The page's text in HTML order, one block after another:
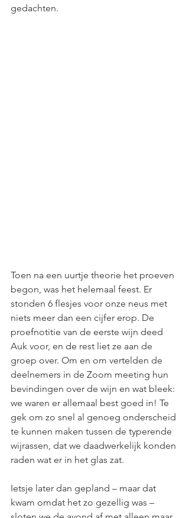
gedachten.
Toen na een uurtje theorie het proeven
begon, was het helemaal feest. Er
stonden 6 flesjes voor onze neus met
niets meer dan een cijfer erop. De
proefnotitie van de eerste wijn deed
Auk voor, en de rest liet ze aan de
groep over. Om en om vertelden de
deelnemers in de Zoom meeting hun
bevindingen over de wijn en wat bleek:
we waren er allemaal best goed in! Te
gek om zo snel al genoeg onderscheid
te kunnen maken tussen de typerende
wijrassen, dat we daadwerkelijk konden
raden wat er in het glas zat.
Ietsje later dan gepland – maar dat
kwam omdat het zo gezellig was –